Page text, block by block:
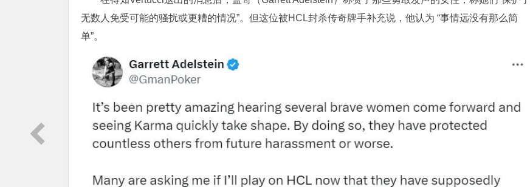
无数人免受可能的骚扰或更糟的情况”。但这位被HCL封杀传奇牌手补充说，他认为 “事情远没有那么简
单”。